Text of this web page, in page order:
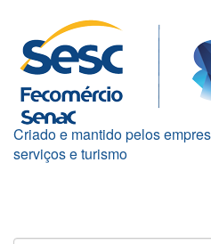
Criado e mantido pelos
serviços e turismo